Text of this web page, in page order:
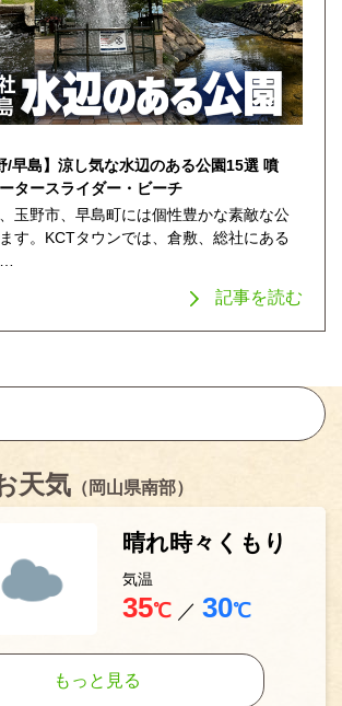
/早島】涼し気な水辺のある公園15選 噴
タースライダー・ビーチ
玉野市、早島町には個性豊かな素敵な公
す。KCTタウンでは、倉敷、総社にある
記事を読む
天気 （岡山県南部）
晴れ時々くもり
気温
35℃ ／ 30℃
もっと見る